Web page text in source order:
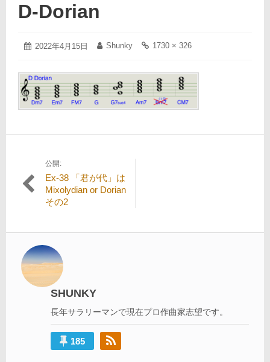
D-Dorian
投
2022年4月15日
2022
月
15
日
投
Shunky
フ
イ
ズ
の
リ
ク:
1730 × 326
稿
ゲ
ー
シ
公開:
Ex-38 「君が代」は
Mixolydian or Dorian
その2
SHUNKY
長年サラリーマンで現在プロ作曲家志望です。
185